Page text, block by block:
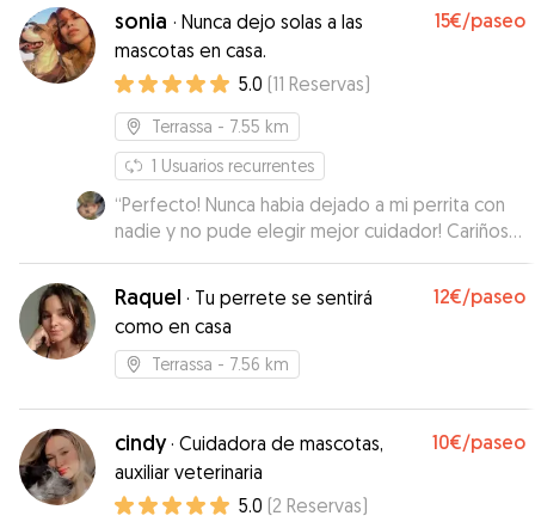
sonia · Nunca dejo solas a las
mascotas en casa.
15€/paseo
5.0 (11 Reservas)
Terrassa - 7.55 km
1 Usuarios recurrentes
“Perfecto! Nunca habia dejado a mi perrita con
nadie y no pude elegir mejor cuidador! Cariñosa,
atenta, segura y comunicativa. Repetiremos con
Sonia!
Raquel · Tu perrete se sentirá
como en casa
12€/paseo
Terrassa - 7.56 km
cindy· Cuidadora de mascotas,
auxiliar veterinaria
10€/paseo
5.0 (2 Reservas)